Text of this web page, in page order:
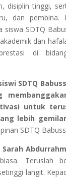
disiplin tinggi,
dan pembina.
siswa SDTQ
dan
di
SDTQ
untuk
lebih
SDTQ
Sarah
Teruslah
langit.